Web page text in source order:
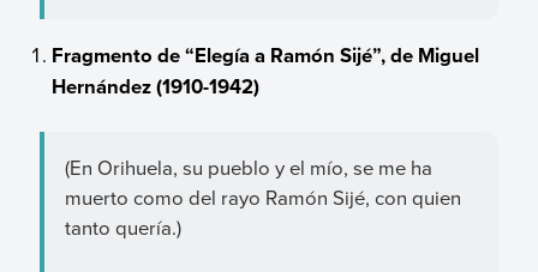
Fragmento de “Elegía a Ramón Sijé”, de Miguel
Hernández (1910-1942)
(En Orihuela, su pueblo y el mío, se me ha
muerto como del rayo Ramón Sijé, con quien
tanto quería.)